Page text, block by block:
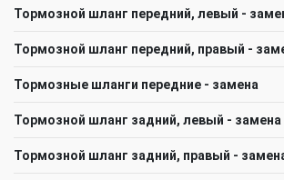
Тормозной шланг передний, левый -
Тормозной шланг передний, правый -
Тормозные шланги передние - замена
Тормозной шланг задний, левый - замена
Тормозной шланг задний, правый -